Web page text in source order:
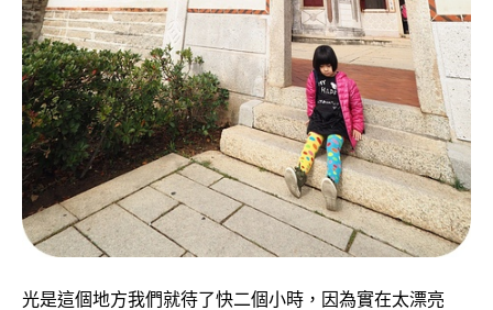
光是這個地方我們就待了快二個小時，因為實在太漂亮